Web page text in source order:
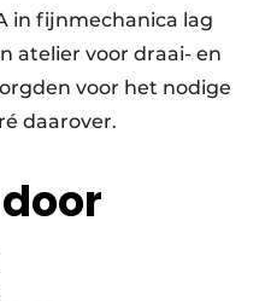
in fijnmechanica lag
atelier voor draai- en
voor het nodige
daarover.